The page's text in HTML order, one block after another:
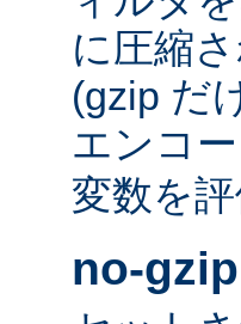
に圧縮
(gzip だ
エンコ
変数を評
no-gzip